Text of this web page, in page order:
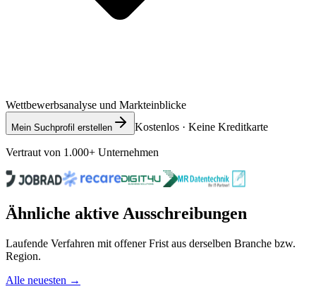
Wettbewerbsanalyse und Markteinblicke
Mein Suchprofil erstellen Kostenlos · Keine Kreditkarte
Vertraut von 1.000+ Unternehmen
Ähnliche aktive Ausschreibungen
Laufende Verfahren mit offener Frist aus derselben Branche bzw.
Region.
Alle neuesten →